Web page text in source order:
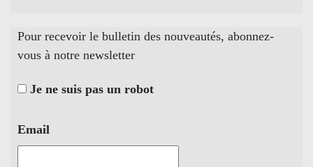
Pour recevoir le bulletin des nouveautés, abonnez-
vous à notre newsletter
Je ne suis pas un robot
Email